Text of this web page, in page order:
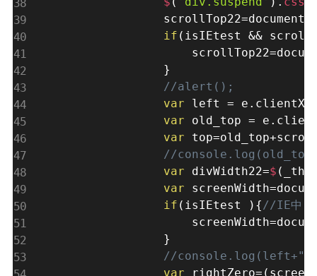
                scrollTop22
=document
if ( isIEtest &&
                    scrollTop22
=
}
//alert();
var left = e . clientX
var old_top = e .
var top=old_top+
//
var divWidth22=$ (
var screenWidth=
if ( isIEtest ) {//IE中
                    screenWidth
=
}
//
var rightZero= (